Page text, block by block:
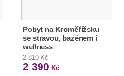
Pobyt na Kroměřížsku
se stravou, bazénem i
wellness
2 810 Kč
2 390 Kč